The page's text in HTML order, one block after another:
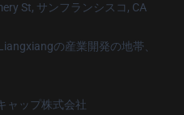
St, サンフランシスコ, CA
の産業開発の地帯、
ャップ株式会社